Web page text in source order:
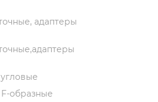
адаптеры
образные